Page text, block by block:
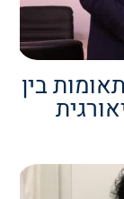
בין